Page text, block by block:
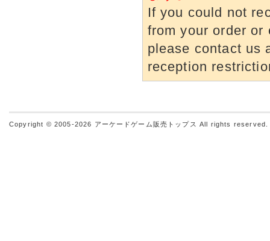
If you could not
from your order or
please contact us
reception
Copyright © 2005-2026 アーケードゲーム販売トップス All rights reserved.